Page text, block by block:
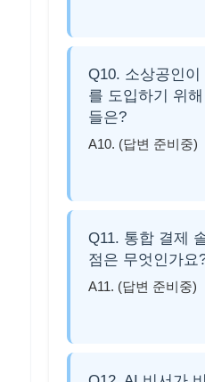
Q10. 소상공인이
를 도입하기 위
들은?
A10. (답변 준비중)
Q11. 통합 결제
점은 무엇인가요
A11. (답변 준비중)